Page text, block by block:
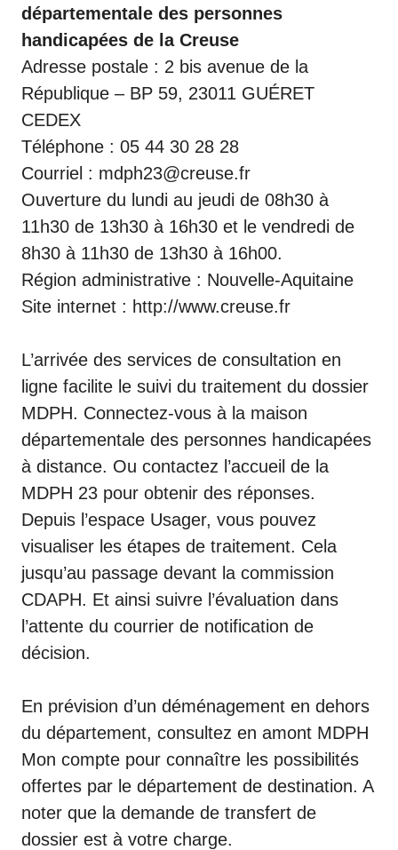
départementale des personnes
handicapées de la Creuse
Adresse postale : 2 bis avenue de la
République – BP 59, 23011 GUÉRET
CEDEX
Téléphone : 05 44 30 28 28
Courriel : mdph23@creuse.fr
Ouverture du lundi au jeudi de 08h30 à
11h30 de 13h30 à 16h30 et le vendredi de
8h30 à 11h30 de 13h30 à 16h00.
Région administrative : Nouvelle-Aquitaine
Site internet : http://www.creuse.fr
L’arrivée des services de consultation en
ligne facilite le suivi du traitement du dossier
MDPH. Connectez-vous à la maison
départementale des personnes handicapées
à distance. Ou contactez l’accueil de la
MDPH 23 pour obtenir des réponses.
Depuis l’espace Usager, vous pouvez
visualiser les étapes de traitement. Cela
jusqu’au passage devant la commission
CDAPH. Et ainsi suivre l’évaluation dans
l’attente du courrier de notification de
décision.
En prévision d’un déménagement en dehors
du département, consultez en amont MDPH
Mon compte pour connaître les possibilités
offertes par le département de destination. A
noter que la demande de transfert de
dossier est à votre charge.